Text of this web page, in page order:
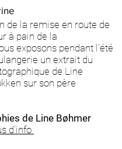
de la remise en route de
à pain de la
exposons pendant l’été
un extrait du
de Line
ken sur son père
de Line Bøhmer
d'info